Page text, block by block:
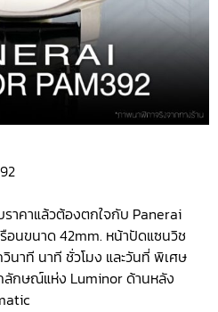
าคาแล้วต้องตกใจกับ Panerai
อนขนาด 42mm. หน้าปัดแซนวิช
นาที นาที ชั่วโมง และวันที่ พิเศษ
ลักษณ์แห่ง Luminor ด้านหลัง